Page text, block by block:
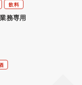
飲料
務専用